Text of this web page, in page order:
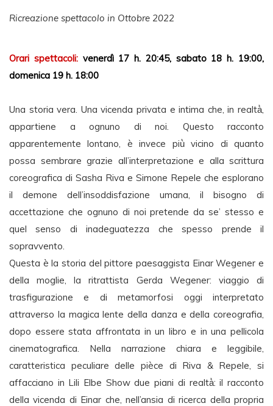
Ricreazione spettacolo in Ottobre 2022
Orari spettacoli: venerdì 17 h. 20:45, sabato 18 h. 19:00,
domenica 19 h. 18:00
Una storia vera. Una vicenda privata e intima che, in realtà̀,
appartiene a ognuno di noi. Questo racconto
apparentemente lontano, è invece più̀ vicino di quanto
possa sembrare grazie all’interpretazione e alla scrittura
coreografica di Sasha Riva e Simone Repele che esplorano
il demone dell’insoddisfazione umana, il bisogno di
accettazione che ognuno di noi pretende da se’ stesso e
quel senso di inadeguatezza che spesso prende il
sopravvento.
Questa è la storia del pittore paesaggista Einar Wegener e
della moglie, la ritrattista Gerda Wegener: viaggio di
trasfigurazione e di metamorfosi oggi interpretato
attraverso la magica lente della danza e della coreografia,
dopo essere stata affrontata in un libro e in una pellicola
cinematografica. Nella narrazione chiara e leggibile,
caratteristica peculiare delle pièce di Riva & Repele, si
affacciano in Lili Elbe Show due piani di realtà̀: il racconto
della vicenda di Einar che, nell’ansia di ricerca della propria